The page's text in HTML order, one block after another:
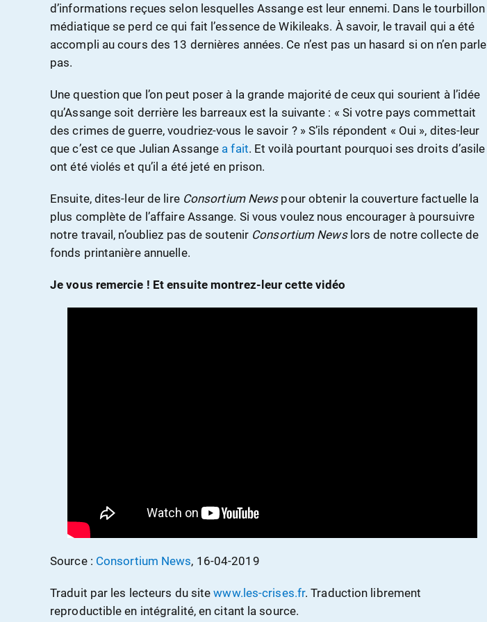
d’informations reçues selon lesquelles Assange est leur ennemi. Dans le tourbillon
médiatique se perd ce qui fait l’essence de Wikileaks. À savoir, le travail qui a été
accompli au cours des 13 dernières années. Ce n’est pas un hasard si on n’en parle
pas.
Une question que l’on peut poser à la grande majorité de ceux qui sourient à l’idée
qu’Assange soit derrière les barreaux est la suivante : « Si votre pays commettait
des crimes de guerre, voudriez-vous le savoir ? » S’ils répondent « Oui », dites-leur
que c’est ce que Julian Assange a fait. Et voilà pourtant pourquoi ses droits d’asile
ont été violés et qu’il a été jeté en prison.
Ensuite, dites-leur de lire Consortium Newspour obtenir la couverture factuelle la
plus complète de l’affaire Assange. Si vous voulez nous encourager à poursuivre
notre travail, n’oubliez pas de soutenir Consortium Newslors de notre collecte de
fonds printanière annuelle.
Je vous remercie ! Et ensuite montrez-leur cette vidéo
Source : Consortium News, 16-04-2019
Traduit par les lecteurs du sitewww.les-crises.fr. Traduction librement
reproductible en intégralité, en citant la source.